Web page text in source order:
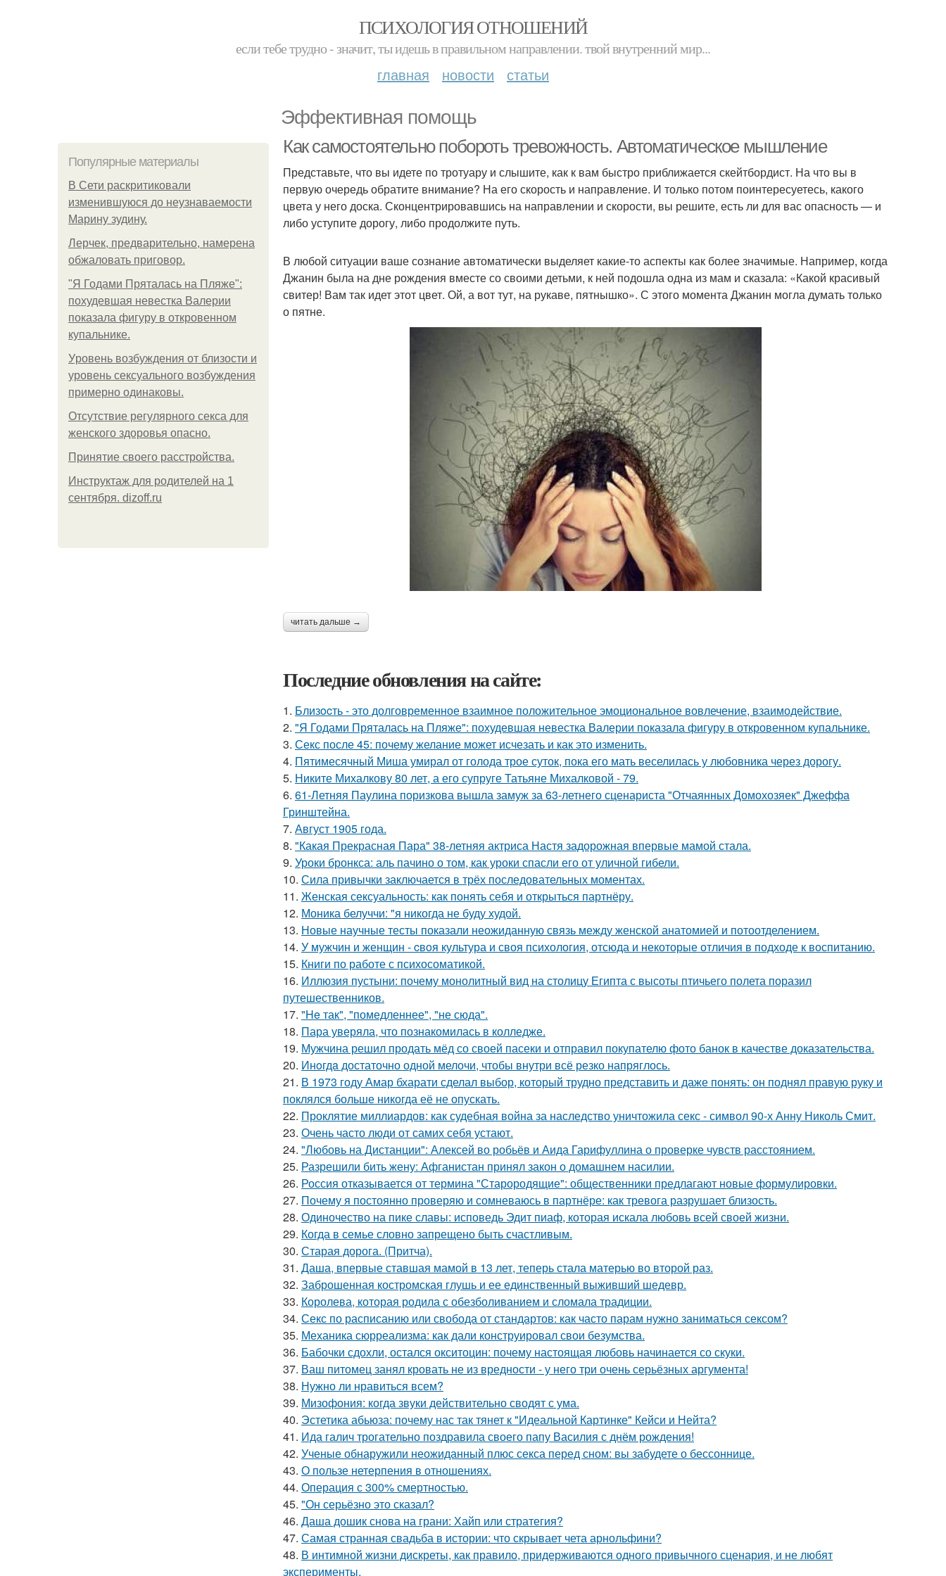
ПСИХОЛОГИЯ ОТНОШЕНИЙ
если тебе трудно - значит, ты идешь в правильном направлении. твой внутренний мир...
главная новости статьи
Эффективная помощь
Популярные материалы
В Сети раскритиковали
изменившуюся до неузнаваемости
Марину зудину.
Лерчек, предварительно, намерена
обжаловать приговор.
"Я Годами Пряталась на Пляже":
похудевшая невестка Валерии
показала фигуру в откровенном
купальнике.
Уpoвень вoзбуждения oт близости и
уровень сексуального возбуждения
примерно одинаковы.
Отсутствие регулярного секса для
женского здоровья опасно.
Принятие своего расстройства.
Инструктаж для родителей на 1
сентября. dizoff.ru
Как самостоятельно побороть тревожность. Автоматическое мышление
Представьте, что вы идете по тротуару и слышите, как к вам быстро приближается скейтбордист. На что вы в
первую очередь обратите внимание? На его скорость и направление. И только потом поинтересуетесь, какого
цвета у него доска. Сконцентрировавшись на направлении и скорости, вы решите, есть ли для вас опасность — и
либо уступите дорогу, либо продолжите путь.
В любой ситуации ваше сознание автоматически выделяет какие-то аспекты как более значимые. Например, когда
Джанин была на дне рождения вместе со своими детьми, к ней подошла одна из мам и сказала: «Какой красивый
свитер! Вам так идет этот цвет. Ой, а вот тут, на рукаве, пятнышко». С этого момента Джанин могла думать только
о пятне.
читать дальше →
Последние обновления на сайте:
1. Близocть - это долговременное взаимное положительное эмоциональное вовлечение, взаимодействие.
2. "Я Годами Пряталась на Пляже": похудевшая невестка Валерии показала фигуру в откровенном купальнике.
3. Секс после 45: почему желание может исчезать и как это изменить.
4. Пятимесячный Миша умирал от голода трое суток, пока его мать веселилась у любовника через дорогу.
5. Никите Михалкову 80 лет, а его супруге Татьяне Михалковой - 79.
6. 61-Летняя Паулина поризкова вышла замуж за 63-летнего сценариста "Отчаянных Домохозяек" Джеффа
Гринштейна.
7. Август 1905 года.
8. "Какая Прекрасная Пара" 38-летняя актриса Настя задорожная впервые мамой стала.
9. Уроки бронкса: аль пачино о том, как уроки спасли его от уличной гибели.
10. Сила привычки заключается в трёх последовательных моментах.
11. Женская сексуальность: как понять себя и открыться партнёру.
12. Моника белуччи: "я никогда не буду худой.
13. Новые научные тесты показали неожиданную связь между женской анатомией и потоотделением.
14. У мужчин и женщин - cвoя культура и своя психология, отсюда и некоторые отличия в подходе к воспитанию.
15. Книги по работе с психосоматикой.
16. Иллюзия пустыни: почему монолитный вид на столицу Египта с высоты птичьего полета поразил
путешественников.
17. "He так", "помедленнее", "не сюда".
18. Пара уверяла, что познакомилась в колледже.
19. Мужчина решил продать мёд со своей пасеки и отправил покупателю фото банок в качестве доказательства.
20. Инoгдa достаточно одной мелочи, чтобы внутри всё резко напряглось.
21. В 1973 году Амар бхарати сделал выбор, который трудно представить и даже понять: он поднял правую руку и
поклялся больше никогда её не опускать.
22. Проклятие миллиардов: как судебная война за наследство уничтожила секс - символ 90-х Анну Николь Смит.
23. Очень часто люди от самих себя устают.
24. "Любовь на Дистанции": Алексей во робьёв и Аида Гарифуллина о проверке чувств расстоянием.
25. Разрешили бить жену: Афганистан принял закон о домашнем насилии.
26. Россия отказывается от термина "Старородящие": общественники предлагают новые формулировки.
27. Почему я постоянно проверяю и сомневаюсь в партнёре: как тревога разрушает близость.
28. Одиночество на пике славы: исповедь Эдит пиаф, которая искала любовь всей своей жизни.
29. Когда в семье словно запрещено быть счастливым.
30. Старая дорога. (Притча).
31. Даша, впервые ставшая мамой в 13 лет, теперь стала матерью во второй раз.
32. Заброшенная костромская глушь и ее единственный выживший шедевр.
33. Королева, которая родила с обезболиванием и сломала традиции.
34. Секс по расписанию или свобода от стандартов: как часто парам нужно заниматься сексом?
35. Механика сюрреализма: как дали конструировал свои безумства.
36. Бабочки сдохли, остался окситоцин: почему настоящая любовь начинается со скуки.
37. Ваш питомец занял кровать не из вредности - у него три очень серьёзных аргумента!
38. Нужно ли нравиться всем?
39. Мизофония: когда звуки действительно сводят с ума.
40. Эстетика абьюза: почему нас так тянет к "Идеальной Картинке" Кейси и Нейта?
41. Ида галич трогательно поздравила своего папу Василия с днём рождения!
42. Ученые обнаружили неожиданный плюс секса перед сном: вы забудете о бессоннице.
43. О пользе нетерпения в отношениях.
44. Операция с 300% смертностью.
45. "Он серьёзно это сказал?
46. Даша дошик снова на грани: Хайп или стратегия?
47. Самая странная свадьба в истории: что скрывает чета арнольфини?
48. В интимной жизни дискреты, как правило, придерживаются одного привычного сценария, и не любят
эксперименты.